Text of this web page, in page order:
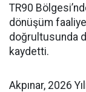
TR90
dönüşüm
doğrultusunda
kaydetti.
Akpınar, 2026